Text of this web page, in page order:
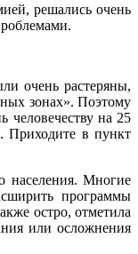
решались очень
очень растеряны,
зонах». Поэтому
человечеству на 25
Приходите в пункт
населения. Многие
программы
остро, отметила
или осложнения